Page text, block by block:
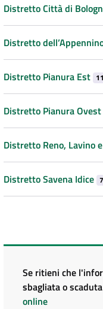
Distretto Città di
Distretto
Distretto Pianura Est 11
Distretto Pianura Ovest
Distretto Reno, Lavino
Distretto Savena Idice 7
Se ritieni che
sbagliata o
online